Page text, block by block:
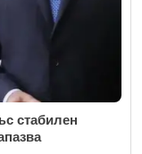
стабилен